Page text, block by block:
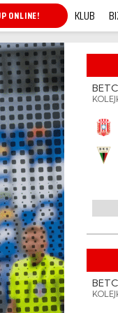
ONLINE! KLUB